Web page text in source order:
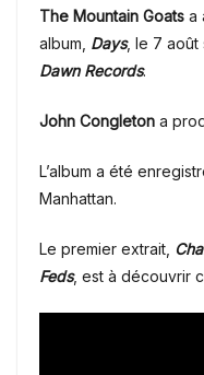
The Mountain Goats a
album, Days, le 7 août
Dawn Records.
John Congleton a
L’album a été
Manhattan.
Le premier extrait,
Feds, est à découvrir